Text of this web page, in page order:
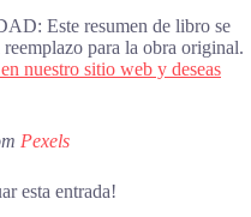
Este resumen de libro se
para la obra original.
nuestro sitio web y deseas
Pexels
esta entrada!